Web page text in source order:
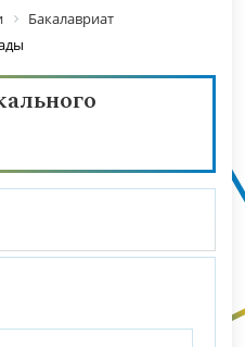
Бакалавриат